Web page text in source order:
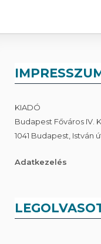
KIADÓ
Budapest Főváros IV.
1041 Budapest, István
Adatkezelés